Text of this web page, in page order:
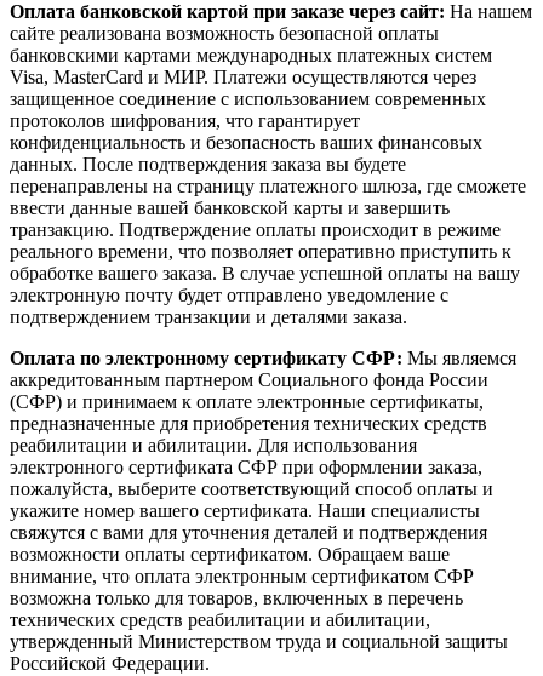
Оплата банковской картой при заказе через сайт: На нашем
сайте реализована возможность безопасной оплаты
банковскими картами международных платежных систем
Visa, MasterCard и МИР. Платежи осуществляются через
защищенное соединение с использованием современных
протоколов шифрования, что гарантирует
конфиденциальность и безопасность ваших финансовых
данных. После подтверждения заказа вы будете
перенаправлены на страницу платежного шлюза, где сможете
ввести данные вашей банковской карты и завершить
транзакцию. Подтверждение оплаты происходит в режиме
реального времени, что позволяет оперативно приступить к
обработке вашего заказа. В случае успешной оплаты на вашу
электронную почту будет отправлено уведомление с
подтверждением транзакции и деталями заказа.
Оплата по электронному сертификату СФР: Мы являемся
аккредитованным партнером Социального фонда России
(СФР) и принимаем к оплате электронные сертификаты,
предназначенные для приобретения технических средств
реабилитации и абилитации. Для использования
электронного сертификата СФР при оформлении заказа,
пожалуйста, выберите соответствующий способ оплаты и
укажите номер вашего сертификата. Наши специалисты
свяжутся с вами для уточнения деталей и подтверждения
возможности оплаты сертификатом. Обращаем ваше
внимание, что оплата электронным сертификатом СФР
возможна только для товаров, включенных в перечень
технических средств реабилитации и абилитации,
утвержденный Министерством труда и социальной защиты
Российской Федерации.